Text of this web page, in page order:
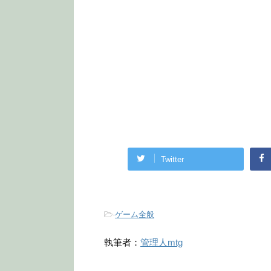
Twitter
-ゲーム全般
執筆者： 管理人mtg